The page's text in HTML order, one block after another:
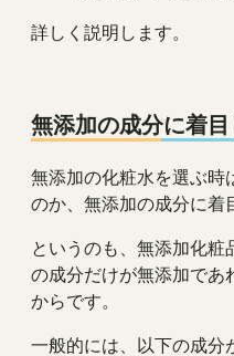
詳しく説明します。
無添加の成分に着
無添加の化粧水を選ぶ時
のか、無添加の成分に着
というのも、無添加化粧
の成分だけが無添加であ
からです。
一般的には、以下の成分